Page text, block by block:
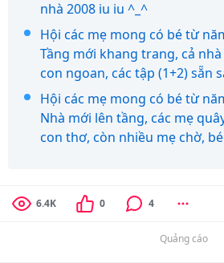
nhà 2008 iu iu ^_^
Hội các mẹ mong có bé từ
Tầng mới khang trang, cả
con ngoan, các tập (1+2) sẵn
Hội các mẹ mong có bé từ
Nhà mới lên tầng, các mẹ
con thơ, còn nhiều mẹ chờ,
6.4K 0 4
Quảng cáo